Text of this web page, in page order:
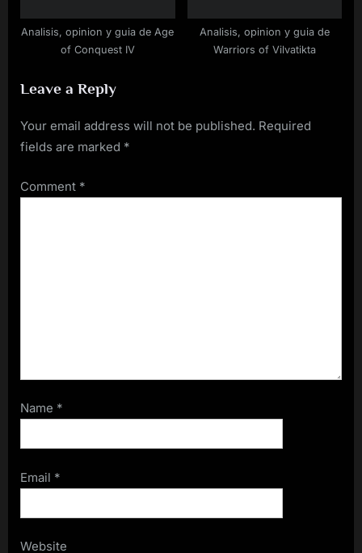
Analisis, opinion y guia de Age
of Conquest IV
Analisis, opinion y guia de
Warriors of Vilvatikta
Leave a Reply
Your email address will not be published. Required
fields are marked *
Comment *
Name *
Email *
Website